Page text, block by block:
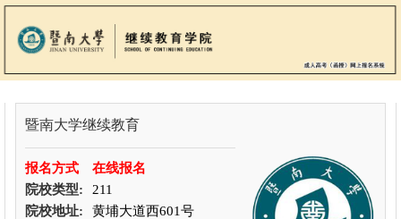
暨南大学继续教育
报名方式
在线报名
院校类型:
211
院校地址:
黄埔大道西601号